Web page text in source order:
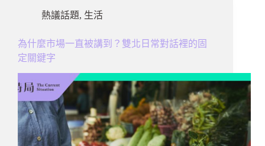
熱議話題, 生活
為什麼市場一直被講到？雙北日常對話裡的固
定關鍵字